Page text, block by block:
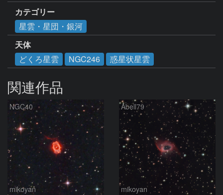
カテゴリー
星雲・星団・銀河
天体
どくろ星雲
NGC246 惑星状星雲
関連作品
NGC40
mikoyan
Abell79
mikoyan